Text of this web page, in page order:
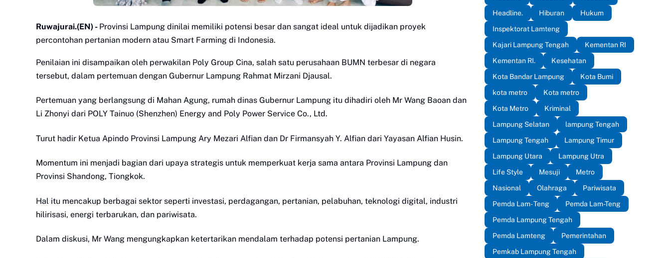
Ruwajurai.(EN) - Provinsi Lampung dinilai memiliki potensi besar dan sangat ideal untuk dijadikan proyek
percontohan pertanian modern atau Smart Farming di Indonesia.
Penilaian ini disampaikan oleh perwakilan Poly Group Cina, salah satu perusahaan BUMN terbesar di negara
tersebut, dalam pertemuan dengan Gubernur Lampung Rahmat Mirzani Djausal.
Pertemuan yang berlangsung di Mahan Agung, rumah dinas Gubernur Lampung itu dihadiri oleh Mr Wang Baoan dan
Li Zhonyi dari POLY Tainuo (Shenzhen) Energy and Poly Power Service Co., Ltd.
Turut hadir Ketua Apindo Provinsi Lampung Ary Mezari Alfian dan Dr Firmansyah Y. Alfian dari Yayasan Alfian Husin.
Momentum ini menjadi bagian dari upaya strategis untuk memperkuat kerja sama antara Provinsi Lampung dan
Provinsi Shandong, Tiongkok.
Hal itu mencakup berbagai sektor seperti investasi, perdagangan, pertanian, pelabuhan, teknologi digital, industri
hilirisasi, energi terbarukan, dan pariwisata.
Dalam diskusi, Mr Wang mengungkapkan ketertarikan mendalam terhadap potensi pertanian Lampung.
Headline.
Hiburan
Hukum
Inspektorat Lamteng
Kajari Lampung Tengah
Kementan RI
Kementan RI.
Kesehatan
Kota Bandar Lampung
Kota Bumi
kota metro
Kota metro
Kota Metro
Kriminal
Lampung Selatan
lampung Tengah
Lampung Tengah
Lampung Timur
Lampung Utara
Lampung Utra
Life Style
Mesuji
Metro
Nasional
Olahraga
Pariwisata
Pemda Lam- Teng
Pemda Lam-Teng
Pemda Lampung Tengah
Pemda Lamteng
Pemerintahan
Pemkab Lampung Tengah